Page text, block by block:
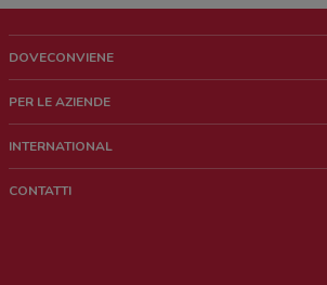
DOVECONVIENE
Chi siamo
Lavora con noi
PER LE AZIENDE
Richieste commerciali e marketing
INTERNATIONAL
CONTATTI